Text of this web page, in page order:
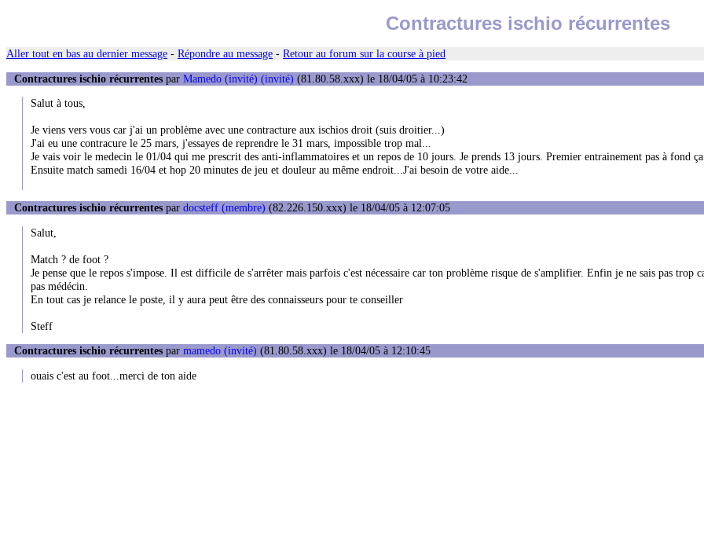
Contractures ischio récurrentes
Aller tout en bas au dernier message - Répondre au message - Retour au forum sur la course à pied
Contractures ischio récurrentes par Mamedo (invité) (invité) (81.80.58.xxx) le 18/04/05 à 10:23:42
Salut à tous,
Je viens vers vous car j'ai un problème avec une contracture aux ischios droit (suis droitier...)
J'ai eu une contracure le 25 mars, j'essayes de reprendre le 31 mars, impossible trop mal...
Je vais voir le medecin le 01/04 qui me prescrit des anti-inflammatoires et un repos de 10 jours. Je prends 13 jours. Premier entrainement pas à fond ça
Ensuite match samedi 16/04 et hop 20 minutes de jeu et douleur au même endroit...J'ai besoin de votre aide...
Contractures ischio récurrentes par docsteff (membre) (82.226.150.xxx) le 18/04/05 à 12:07:05
Salut,
Match ? de foot ?
Je pense que le repos s'impose. Il est difficile de s'arrêter mais parfois c'est nécessaire car ton problème risque de s'amplifier. Enfin je ne sais pas trop
pas médécin.
En tout cas je relance le poste, il y aura peut être des connaisseurs pour te conseiller
Steff
Contractures ischio récurrentes par mamedo (invité) (81.80.58.xxx) le 18/04/05 à 12:10:45
ouais c'est au foot...merci de ton aide